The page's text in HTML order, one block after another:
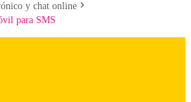
y chat online
para SMS